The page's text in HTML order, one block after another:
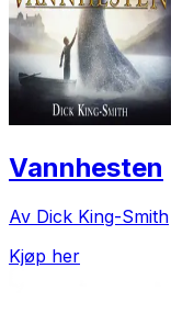
Vannhesten
Av Dick King-Smith
Kjøp her